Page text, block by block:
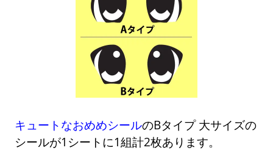
キュートなおめめシールのBタイプ 大サイズの
シールが1シートに1組計2枚あります。